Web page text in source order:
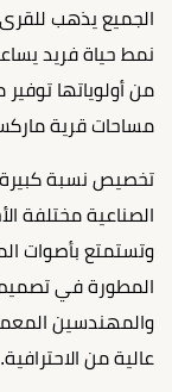
الجميع يذهب للقرى
نمط حياة فريد
من أولوياتها
مساحات قرية
تخصيص نسبة كبيرة
الصناعية مختلفة
وتستمتع بأصوات
المطورة في تصميم
والمهندسين
عالية من الاحترافية.